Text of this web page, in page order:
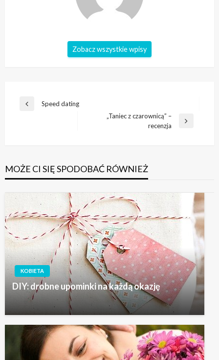
Zobacz wszystkie wpisy
Nawigacja
Poprzedni
Speed dating
„Taniec z czarownicą” –
recenzja
MOŻE CI SIĘ SPODOBAĆ RÓWNIEŻ
KOBIETA
DIY: drobne upominki na każdą okazję